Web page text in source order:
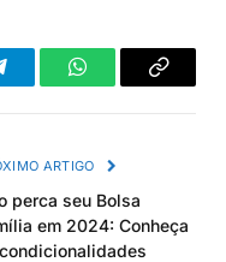
WhatsAppCopiar
ARTIGO
perca seu Bolsa
em 2024: Conheça